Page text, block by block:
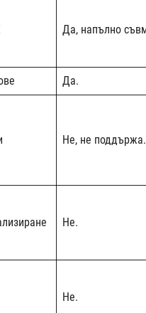
Да, напълно
Да.
Не, не поддържа.
Не.
Не.